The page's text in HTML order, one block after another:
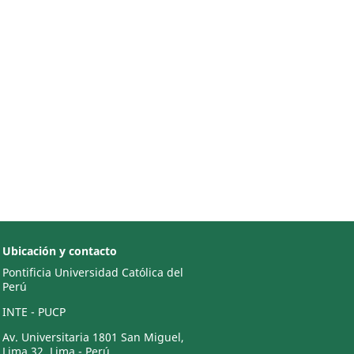
Ubicación y contacto
Pontificia Universidad Católica del
Perú
INTE - PUCP
Av. Universitaria 1801 San Miguel,